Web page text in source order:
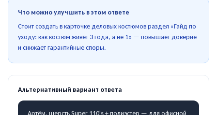
Что можно улучшить в этом ответе
Стоит создать в карточке деловых костюмов раздел «Гайд по
уходу: как костюм живёт 3 года, а не 1» — повышает доверие
и снижает гарантийные споры.
Альтернативный вариант ответа
Артём, шерсть Super 110's + полиэстер — для офисной